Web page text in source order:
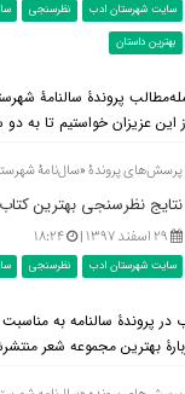
سایت شهرستان ادب نظرسنجی
بهترین داستان
عزیزان خواستیم تا به دو
پرسش‌های پروندۀ «سال‌نامۀ
نتایج نظرسنجی بهترین کتاب شعر سال ۱۳۹۷ (+
۲۹ اسفند ۱۳۹۷ | ۱۸:۲۴
سایت شهرستان ادب نظرسنجی
در سال ۱۳۹۷ پیشنهادهای آنان جهت